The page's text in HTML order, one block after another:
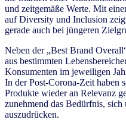
und zeitgemäße Werte. Mit
auf Diversity und Inclusion
gerade auch bei jüngeren
Neben der „Best Brand
aus bestimmten
Konsumenten im jeweiligen
In der Post-Corona-Zeit haben
Produkte wieder an Relevanz
zunehmend das Bedürfnis,
auszudrücken.